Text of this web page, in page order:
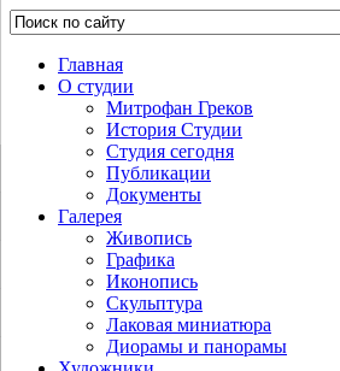
Главная
О студии
Митрофан Греков
История Студии
Студия сегодня
Публикации
Документы
Галерея
Живопись
Графика
Иконопись
Скульптура
Лаковая миниатюра
Диорамы и панорамы